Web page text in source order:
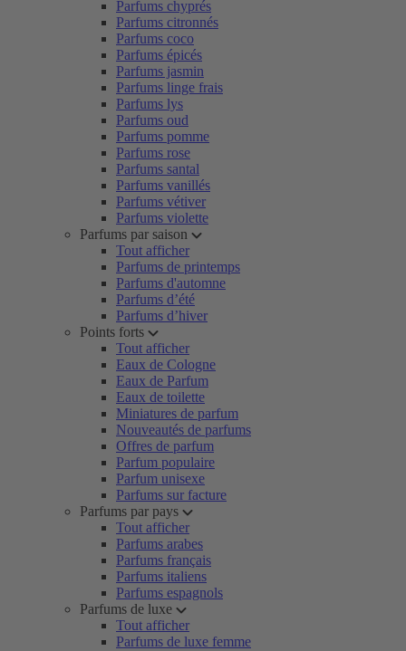
Parfums chyprés
Parfums citronnés
Parfums coco
Parfums épicés
Parfums jasmin
Parfums linge frais
Parfums lys
Parfums oud
Parfums pomme
Parfums rose
Parfums santal
Parfums vanillés
Parfums vétiver
Parfums violette
Parfums par saison
Tout afficher
Parfums de printemps
Parfums d'automne
Parfums d’été
Parfums d’hiver
Points forts
Tout afficher
Eaux de Cologne
Eaux de Parfum
Eaux de toilette
Miniatures de parfum
Nouveautés de parfums
Offres de parfum
Parfum populaire
Parfum unisexe
Parfums sur facture
Parfums par pays
Tout afficher
Parfums arabes
Parfums français
Parfums italiens
Parfums espagnols
Parfums de luxe
Tout afficher
Parfums de luxe femme